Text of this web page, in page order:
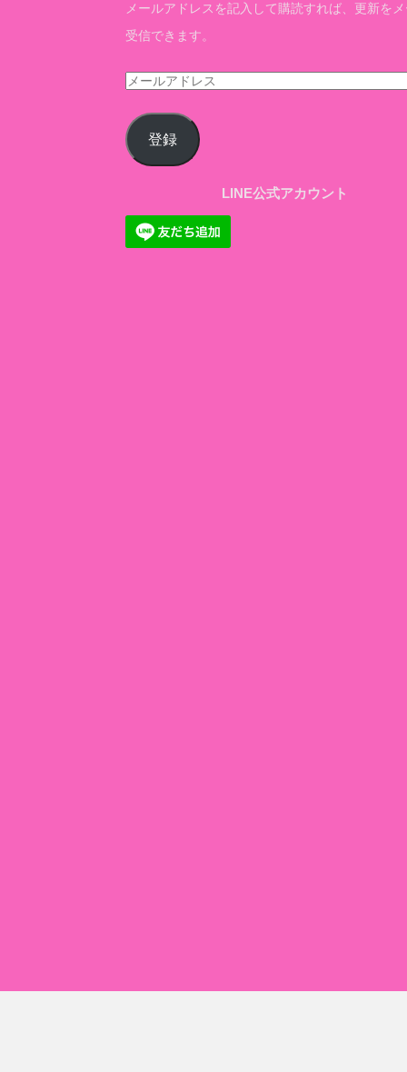
メールアドレスを記入して購読すれば、更新を
受信できます。
メ
ル
ア
レ
ス
登録
LINE公式アカウント